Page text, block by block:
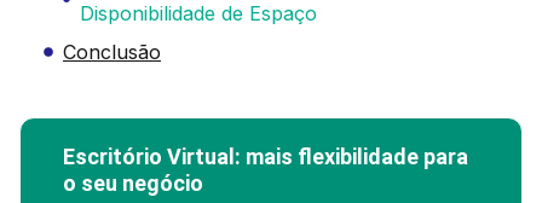
Disponibilidade de Espaço
Conclusão
Escritório Virtual: mais flexibilidade para
o seu negócio